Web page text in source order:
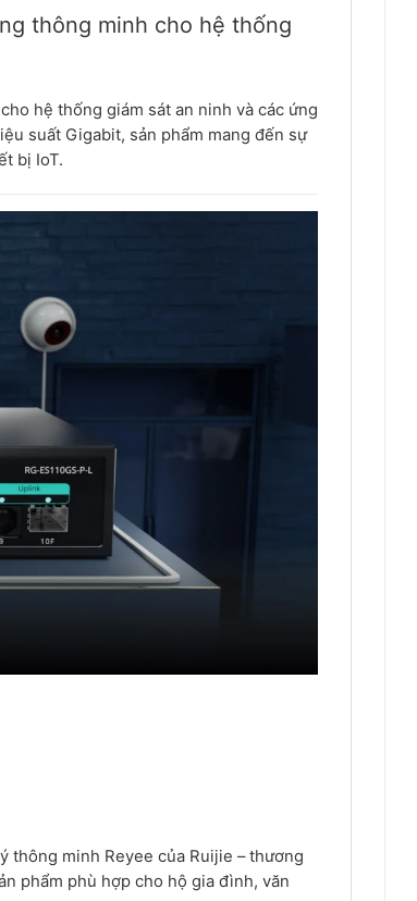
thông minh cho hệ thống
hệ thống giám sát an ninh và các ứng
suất Gigabit, sản phẩm mang đến sự
bị IoT.
thông minh Reyee của Ruijie – thương
phẩm phù hợp cho hộ gia đình, văn